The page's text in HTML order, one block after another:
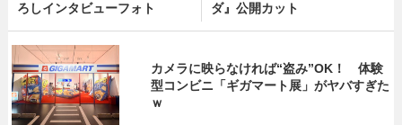
ろしインタビューフォト
ダ』公開カット
カメラに映らなければ“盗み”OK！ 体験
型コンビニ「ギガマート展」がヤバすぎた
ｗ